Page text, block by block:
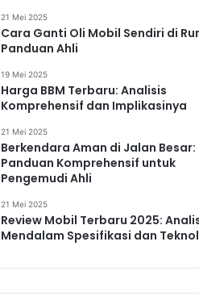
21 Mei 2025
Cara Ganti Oli Mobil Sendiri di
Panduan Ahli
19 Mei 2025
Harga BBM Terbaru: Analisis
Komprehensif dan Implikasinya
21 Mei 2025
Berkendara Aman di Jalan Besar:
Panduan Komprehensif untuk
Pengemudi Ahli
21 Mei 2025
Review Mobil Terbaru 2025:
Mendalam Spesifikasi dan